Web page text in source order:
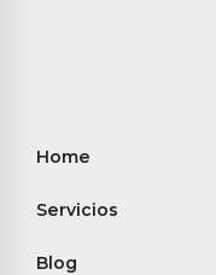
Home
Servicios
Blog